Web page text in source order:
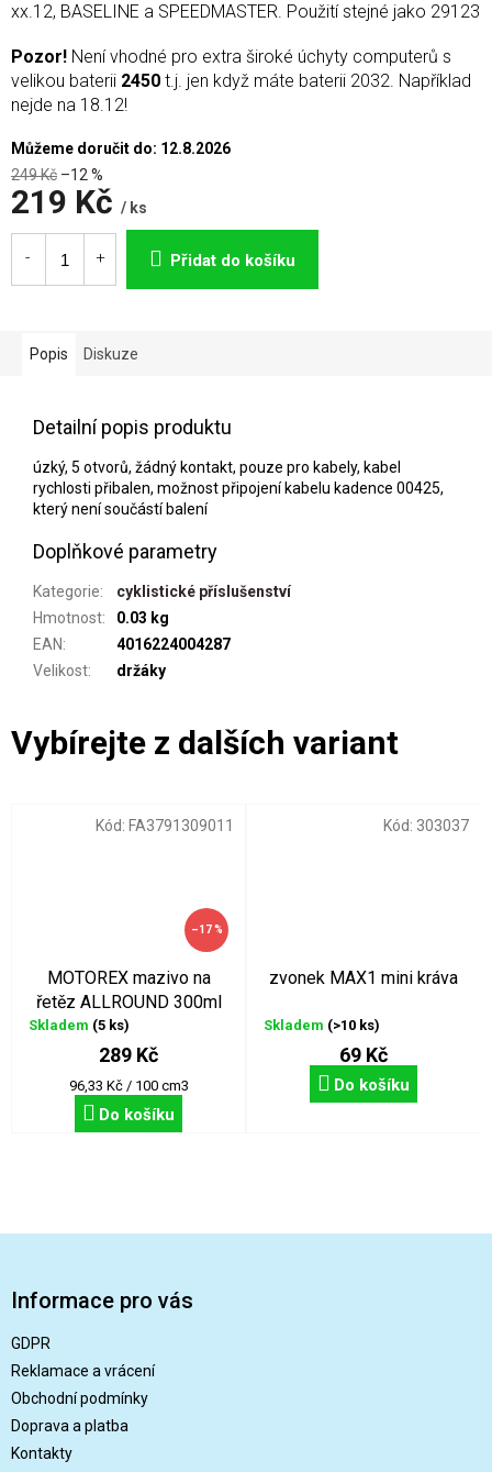
249 Kč –12 %
219 Kč / ks
Měrná
cena:
Můžeme doručit do: 12.8.2026
Přidat do košíku
xx.12, BASELINE a SPEEDMASTER. Použití stejné jako 29123
Pozor! Není vhodné pro extra široké úchyty computerů s
velikou baterii 2450 t.j. jen když máte baterii 2032. Například
nejde na 18.12!
Popis Diskuze
Detailní popis produktu
úzký, 5 otvorů, žádný kontakt, pouze pro kabely, kabel
rychlosti přibalen, možnost připojení kabelu kadence 00425,
který není součástí balení
Doplňkové parametry
Kategorie:
cyklistické příslušenství
Hmotnost:
0.03 kg
EAN:
4016224004287
Velikost: držáky
–17 %
MOTOREX mazivo na
řetěz ALLROUND 300ml
Skladem (5 ks)
289 Kč
Měrná
cena:
96,33 Kč / 100 cm3
Do košíku
Kód: FA3791309011
zvonek MAX1 mini kráva
Skladem (>10 ks)
69 Kč
Do košíku
Kód: 303037
Informace pro vás
GDPR
Reklamace a vrácení
Obchodní podmínky
Doprava a platba
Kontakty